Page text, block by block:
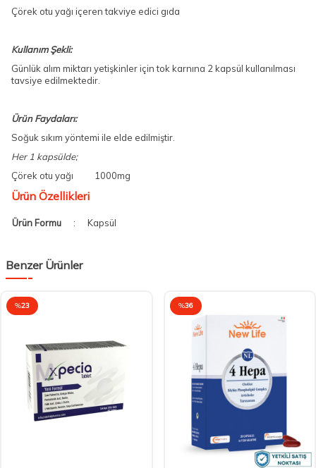
Çörek otu yağı içeren takviye edici gıda
Kullanım Şekli:
Günlük alım miktarı yetişkinler için tok karnına 2 kapsül kullanılması
tavsiye edilmektedir.
Ürün Faydaları:
Soğuk sıkım yöntemi ile elde edilmiştir.
Her 1 kapsülde;
Çörek otu yağı 1000mg
Ürün Özellikleri
Ürün Formu : Kapsül
Benzer Ürünler
%23 %36